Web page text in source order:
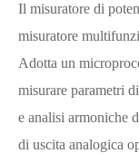
Il misuratore di
misuratore
Adotta un
misurare parametri
e analisi armoniche
di uscita analogica